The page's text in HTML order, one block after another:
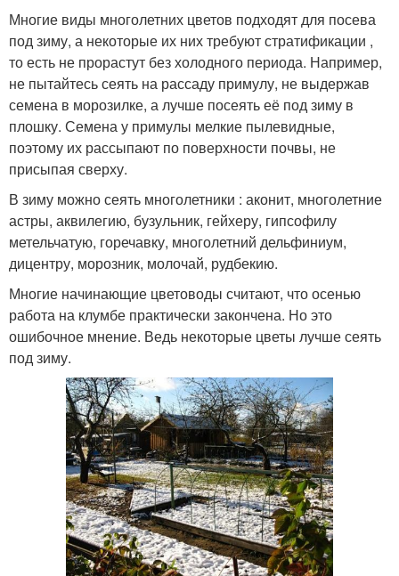
Многие виды многолетних цветов подходят для посева
под зиму, а некоторые их них требуют стратификации ,
то есть не прорастут без холодного периода. Например,
не пытайтесь сеять на рассаду примулу, не выдержав
семена в морозилке, а лучше посеять её под зиму в
плошку. Семена у примулы мелкие пылевидные,
поэтому их рассыпают по поверхности почвы, не
присыпая сверху.
В зиму можно сеять многолетники : аконит, многолетние
астры, аквилегию, бузульник, гейхеру, гипсофилу
метельчатую, горечавку, многолетний дельфиниум,
дицентру, морозник, молочай, рудбекию.
Многие начинающие цветоводы считают, что осенью
работа на клумбе практически закончена. Но это
ошибочное мнение. Ведь некоторые цветы лучше сеять
под зиму.